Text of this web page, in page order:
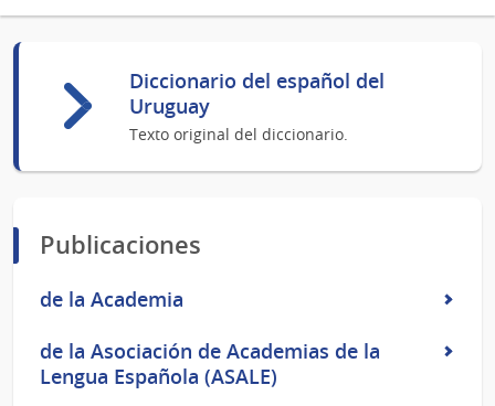
Diccionario del español del
Uruguay
Texto original del diccionario.
Publicaciones
de la Academia
de la Asociación de Academias de la
Lengua Española (ASALE)